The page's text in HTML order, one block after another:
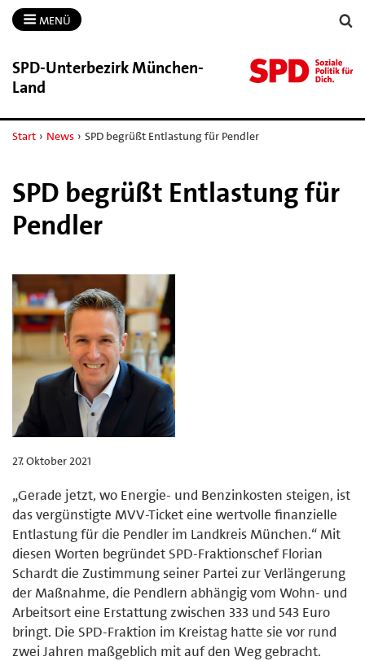
MENÜ
SPD-​Unterbezirk München-​
Land
Start › News › SPD begrüßt Entlastung für Pendler
SPD begrüßt Entlastung für
Pendler
27. Oktober 2021
„Gerade jetzt, wo Energie- und Benzinkosten steigen, ist
das vergünstigte MVV-Ticket eine wertvolle finanzielle
Entlastung für die Pendler im Landkreis München.“ Mit
diesen Worten begründet SPD-Fraktionschef Florian
Schardt die Zustimmung seiner Partei zur Verlängerung
der Maßnahme, die Pendlern abhängig vom Wohn- und
Arbeitsort eine Erstattung zwischen 333 und 543 Euro
bringt. Die SPD-Fraktion im Kreistag hatte sie vor rund
zwei Jahren maßgeblich mit auf den Weg gebracht.